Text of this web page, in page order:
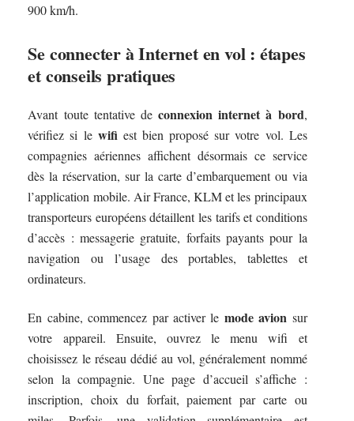
900 km/h.
Se connecter à Internet en vol : étapes
et conseils pratiques
Avant toute tentative deconnexion internet à bord,
vérifiez si le wifiest bien proposé sur votre vol. Les
compagnies aériennes affichent désormais ce service
dès la réservation, sur la carte d’embarquement ou via
l’application mobile. Air France, KLM et les principaux
transporteurs européens détaillent les tarifs et conditions
d’accès : messagerie gratuite, forfaits payants pour la
navigation ou l’usage des portables, tablettes et
ordinateurs.
En cabine, commencez par activer le mode avion sur
votre appareil. Ensuite, ouvrez le menu wifi et
choisissez le réseau dédié au vol, généralement nommé
selon la compagnie. Une page d’accueil s’affiche :
inscription, choix du forfait, paiement par carte ou